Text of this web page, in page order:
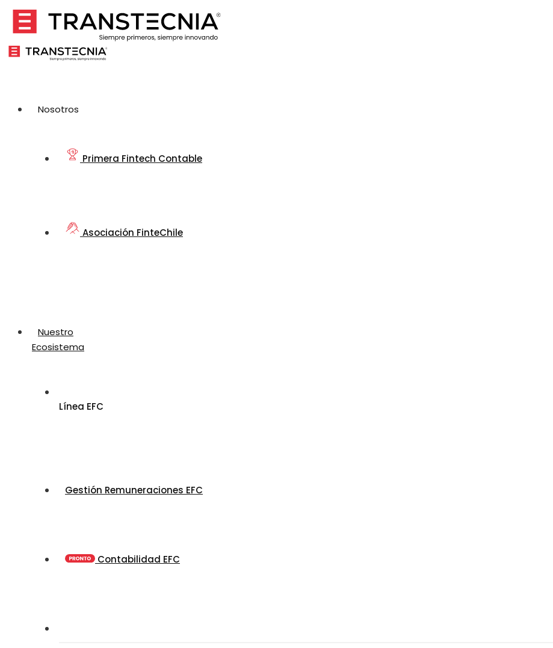
Nosotros
Primera Fintech Contable
Asociación FinteChile
Nuestro
Ecosistema
Línea EFC
Gestión Remuneraciones EFC
Contabilidad EFC